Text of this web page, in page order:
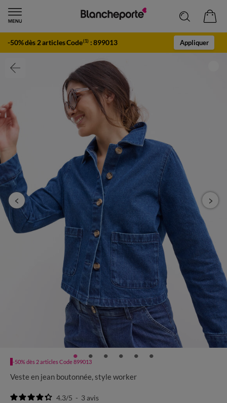
-50% dès 2 articles Code(1) :899013 Appliquer
-50% dès 2 articles Code 899013
Veste en jean boutonnée, style worker
4.3/5 - 3avis